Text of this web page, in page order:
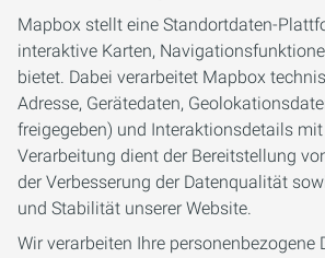
Mapbox stellt eine Standortdaten-
interaktive Karten,
bietet. Dabei verarbeitet Mapbox
Adresse, Gerätedaten,
freigegeben) und Interaktionsdetails mit
Verarbeitung dient der Bereitstellung
der Verbesserung der Datenqualität
und Stabilität unserer Website.
Wir verarbeiten Ihre personenbezogene